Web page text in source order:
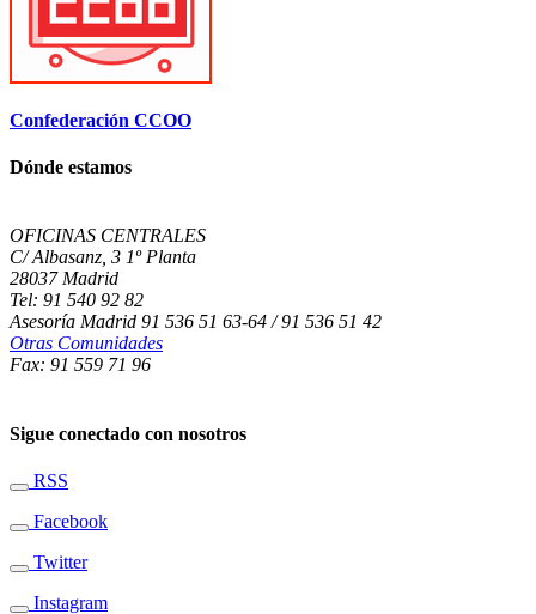
Confederación CCOO
Dónde estamos
OFICINAS CENTRALES
C/ Albasanz, 3 1º Planta
28037 Madrid
Tel: 91 540 92 82
Asesoría Madrid 91 536 51 63-64 / 91 536 51 42
Otras Comunidades
Fax: 91 559 71 96
Sigue conectado con nosotros
RSS
Facebook
Twitter
Instagram